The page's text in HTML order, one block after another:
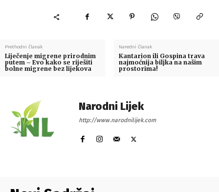
Prethodni članak
Liječenje migrene prirodnim
putem – Evo kako se riješiti
bolne migrene bez lijekova
Naredni članak
Kantarion ili Gospina trava
najmoćnija biljka na našim
prostorima!
Narodni Lijek
http://www.narodnilijek.com